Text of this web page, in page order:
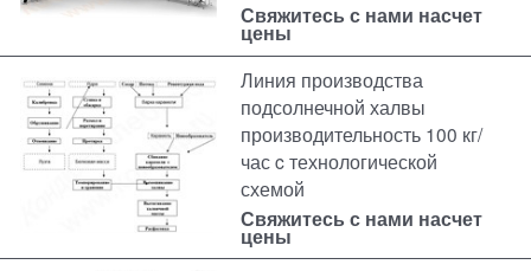
Свяжитесь с нами насчет
цены
Линия производства
подсолнечной халвы
производительность 100 кг/
час c технологической
схемой
Свяжитесь с нами насчет
цены